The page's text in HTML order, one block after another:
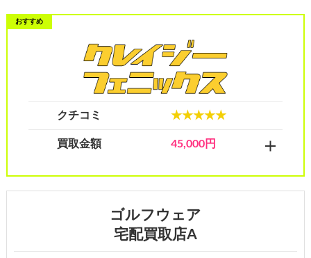
クチコミ ★★★★★
買取金額 45,000円
ゴルフウェア
宅配買取店A